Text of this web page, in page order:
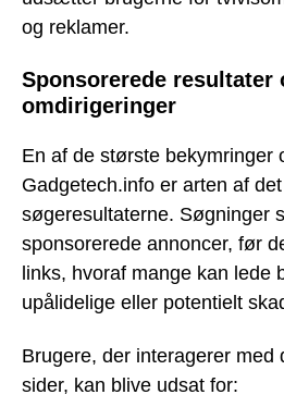
og reklamer.
Sponsorerede resultater
omdirigeringer
En af de største bekymringer
Gadgetech.info er arten af
søgeresultaterne. Søgninger
sponsorerede annoncer, før
links, hvoraf mange kan lede
upålidelige eller potentielt
Brugere, der interagerer med
sider, kan blive udsat for: